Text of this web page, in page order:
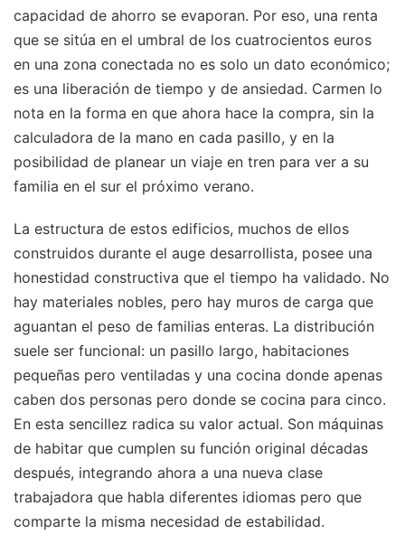
capacidad de ahorro se evaporan. Por eso, una renta
que se sitúa en el umbral de los cuatrocientos euros
en una zona conectada no es solo un dato económico;
es una liberación de tiempo y de ansiedad. Carmen lo
nota en la forma en que ahora hace la compra, sin la
calculadora de la mano en cada pasillo, y en la
posibilidad de planear un viaje en tren para ver a su
familia en el sur el próximo verano.
La estructura de estos edificios, muchos de ellos
construidos durante el auge desarrollista, posee una
honestidad constructiva que el tiempo ha validado. No
hay materiales nobles, pero hay muros de carga que
aguantan el peso de familias enteras. La distribución
suele ser funcional: un pasillo largo, habitaciones
pequeñas pero ventiladas y una cocina donde apenas
caben dos personas pero donde se cocina para cinco.
En esta sencillez radica su valor actual. Son máquinas
de habitar que cumplen su función original décadas
después, integrando ahora a una nueva clase
trabajadora que habla diferentes idiomas pero que
comparte la misma necesidad de estabilidad.